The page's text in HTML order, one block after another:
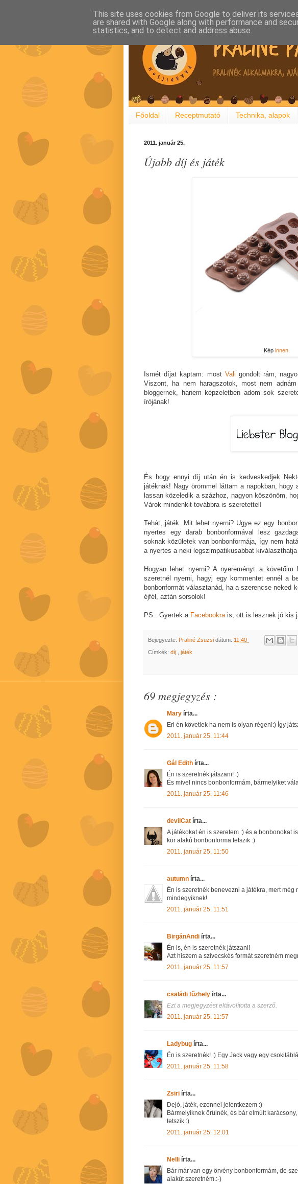
Főoldal Receptmutató Technika, alapok
2011. január 25.
Újabb díj és játék
Kép innen.
Ismét díjat kaptam: most Vali gondolt rám,
Viszont, ha nem haragszotok, most nem
bloggernek, hanem képzeletben adom sok
írójának!
És hogy ennyi díj után én is kedveskedjek
játéknak! Nagy örömmel láttam a napokban,
lassan közeledik a százhoz, nagyon köszönöm,
Várok mindenkit továbbra is szeretettel!
Tehát, játék. Mit lehet nyerni? Ugye ez egy
nyertes egy darab bonbonformával lesz
soknak közületek van bonbonformája, így nem
a nyertes a neki legszimpatikusabbat
Hogyan lehet nyerni? A nyereményt a
szeretnél nyerni, hagyj egy kommentet ennél a
bonbonformát választanád, ha a szerencse neked
éjfél, aztán sorsolok!
PS.: Gyertek a Facebookrais, ott is lesznek jó kis
Bejegyezte: Praliné Zsuzsi dátum: 11:40
Címkék: díj , játék
69 megjegyzés :
Mary írta...
Eri én követlek ha nem is olyan régen!:) Így
2011. január 25. 11:44
Gál Edith írta...
Én is szeretnék játszani! :)
És mivel nincs bonbonformám, bármelyiket
2011. január 25. 11:46
devilCat írta...
A játékokat én is szeretem :) és a bonbonokat
kör alakú bonbonforma tetszik :)
2011. január 25. 11:50
autumn írta...
Én is szeretnék benevezni a játékra, mert
mindegyiknek!
2011. január 25. 11:51
BirgánAndi írta...
Én is, én is szeretnék játszani!
Azt hiszem a szívecskés formát szeretném
2011. január 25. 11:57
családi tűzhely írta...
Ezt a megjegyzést eltávolította a szerző.
2011. január 25. 11:57
Ladybug írta...
Én is szeretnék! :) Egy Jack vagy egy
2011. január 25. 11:58
Zsiri írta...
Dejó, játék, ezennel jelentkezem :)
Bármelyiknek örülnék, és bár elmúlt
tetszik :)
2011. január 25. 12:01
Nelli írta...
Bár már van egy örvény bonbonformám, de
alakút szeretném.:-)
This site uses cookies from Google to deliver its
are shared with Google along with performance and
statistics, and to detect and address abuse.